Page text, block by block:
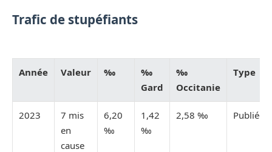
Trafic de stupéfiants
Année Valeur ‰
‰
Gard
‰
Occitanie
Type
2023
7 mis
en
cause
6,20
‰
1,42
‰
2,58 ‰ Publiée